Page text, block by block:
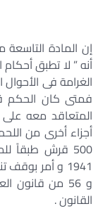
الغرامة فى
فمتى كان الحكم
المتعاقد معه
أجزاء أخرى من
و 56 من
القانون .